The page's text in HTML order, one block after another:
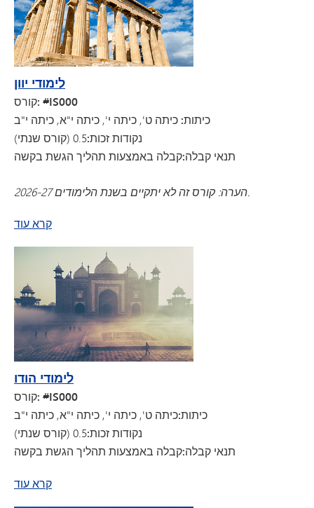
לימודי יוון
קורס: #IS000
כיתות: כיתה ט', כיתה י', כיתה י"א, כיתה י"ב
נקודות זכות:0.5 (קורס שנתי)
תנאי קבלה:קבלה באמצעות תהליך הגשת בקשה
הערה: קורס זה לא יתקיים בשנת הלימודים 2026-27.
קרא עודעל לימודי יוון
לימודי הודו
קורס: #IS000
כיתות:כיתה ט', כיתה י', כיתה י"א, כיתה י"ב
נקודות זכות:0.5 (קורס שנתי)
תנאי קבלה:קבלה באמצעות תהליך הגשת בקשה
קרא עודעל לימודי הודו הבינלאומיים